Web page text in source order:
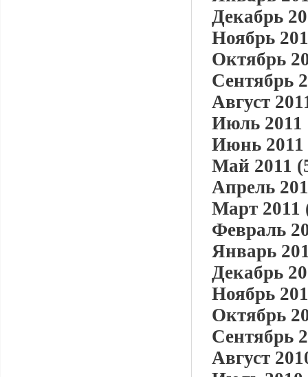
Декабрь
Ноябрь
Октябрь
Сентябрь
Август
Июль 2011
Июнь 2011
Май 2011
Апрель
Март 2011
Февраль
Январь
Декабрь
Ноябрь
Октябрь
Сентябрь
Август